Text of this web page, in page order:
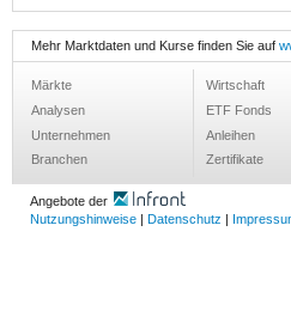
Mehr Marktdaten und Kurse finden Sie auf
Märkte
Analysen
Unternehmen
Branchen
Wirtschaft
ETF Fonds
Anleihen
Zertifikate
Angebote der
Nutzungshinweise | Datenschutz |